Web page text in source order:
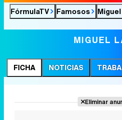
FórmulaTV Famosos
MIGUEL
FICHA NOTICIAS
Eliminar